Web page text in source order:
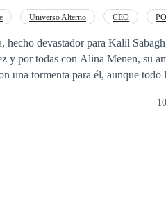
Universo Alterno CEO
hecho devastador para Kalil
y por todas con Alina Menen, su
una tormenta para él, aunque todo
tomando un rumbo positivo,
brillante por delante. Ahora que
tiene corazón.”
10